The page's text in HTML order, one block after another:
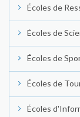
Écoles de
Écoles de
Écoles de
Écoles de
Écoles